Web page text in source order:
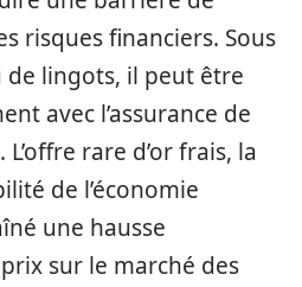
risques financiers. Sous
lingots, il peut être
avec l’assurance de
rare d’or frais, la
de l’économie
une hausse
sur le marché des